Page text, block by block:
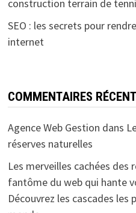
construction terrain de
SEO : les secrets pour
internet
COMMENTAIRES
Agence Web Gestion dans
réserves naturelles
Les merveilles cachées des
fantôme du web qui hante
Découvrez les cascades